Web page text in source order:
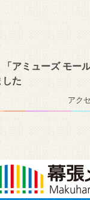
「アミューズ モー
た
アク